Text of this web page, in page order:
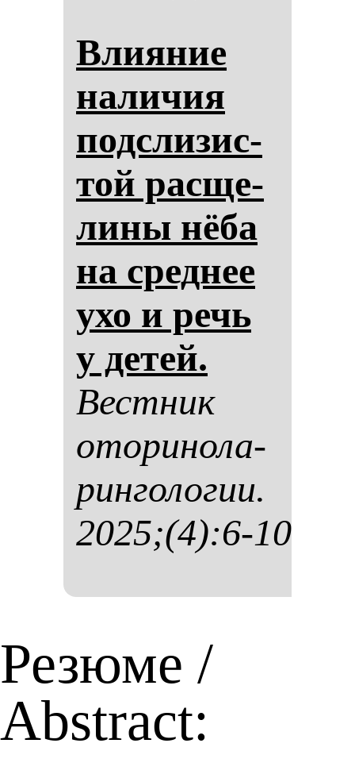
Вли­яние
на­ли­чия
под­сли­зис­
той рас­ще­
ли­ны нё­ба
на сред­нее
ухо и речь
у де­тей.
Вес­тник
ото­ри­но­ла­
рин­го­ло­гии.
2025;(4):6-10
Резюме /
Abstract: